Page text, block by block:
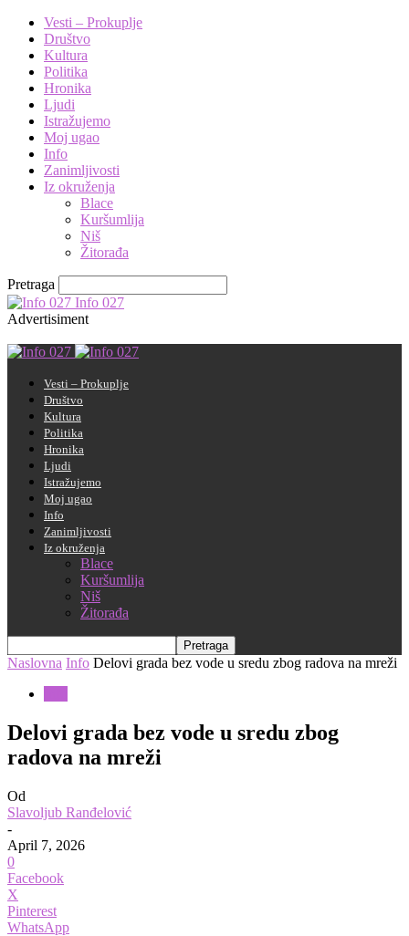
Vesti – Prokuplje
Društvo
Kultura
Politika
Hronika
Ljudi
Istražujemo
Moj ugao
Info
Zanimljivosti
Iz okruženja
Blace
Kuršumlija
Niš
Žitorađa
Pretraga
Info 027
Advertisiment
Vesti – Prokuplje
Društvo
Kultura
Politika
Hronika
Ljudi
Istražujemo
Moj ugao
Info
Zanimljivosti
Iz okruženja
Blace
Kuršumlija
Niš
Žitorađa
Naslovna Info Delovi grada bez vode u sredu zbog radova na mreži
Delovi grada bez vode u sredu zbog
radova na mreži
Od
Slavoljub Ranđelović
-
April 7, 2026
0
Facebook
X
Pinterest
WhatsApp